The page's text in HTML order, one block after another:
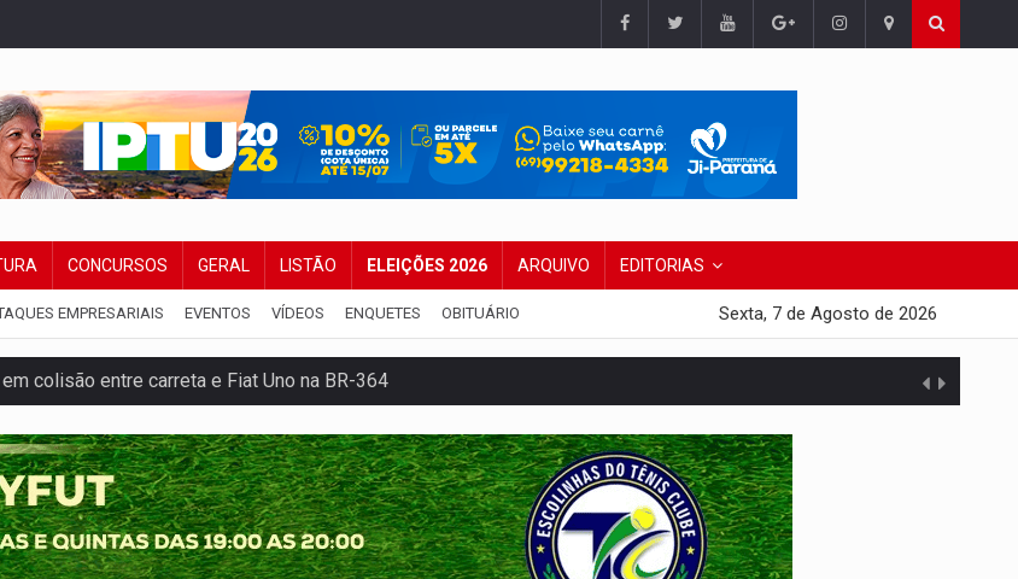
CONCURSOS GERAL LISTÃO ELEIÇÕES 2026 ARQUIVO EDITORIAS
EMPRESARIAIS EVENTOS VÍDEOS ENQUETES OBITUÁRIO Sexta, 7 de Agosto de 2026
colisão entre carreta e Fiat Uno na BR-364
da legislação sobre transporte de cargas por empresa
infantil na internet e via IA
defesa e ciência em Brasília
mortos e um em estado grave na BR